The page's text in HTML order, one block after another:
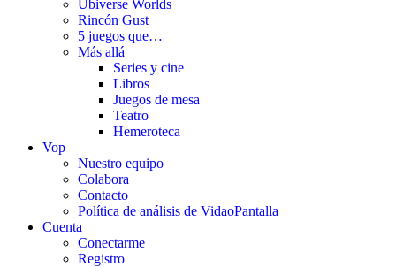
Ubiverse Worlds
Rincón Gust
5 juegos que…
Más allá
Series y cine
Libros
Juegos de mesa
Teatro
Hemeroteca
Vop
Nuestro equipo
Colabora
Contacto
Política de análisis de VidaoPantalla
Cuenta
Conectarme
Registro